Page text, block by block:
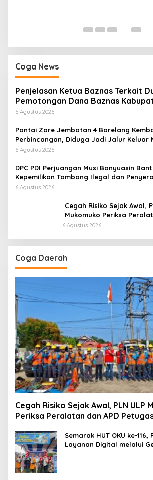
Coga News
Penjelasan Ketua Baznas Terkait
Pemotongan Dana Baznas
Tidak Benar
6 Agustus 2026
Pantai Zore Jembatan 4 Barelang
Perbincangan, Diduga Jadi Jalur Keluar
Tanpa Dokumen Kepabeanan, Nama
di Kawasan Pesisir
6 Agustus 2026
DPC PDI Perjuangan Musi Banyuasin
Kepemilikan Tambang Ilegal dan
6 Agustus 2026
Cegah Risiko Sejak Awal,
Mukomuko Periksa
Petugas secara Rutin
6 Agustus 2026
Coga Daerah
Cegah Risiko Sejak Awal, PLN ULP
Periksa Peralatan dan APD
Semarak HUT OKU ke-116,
Layanan Digital melalui